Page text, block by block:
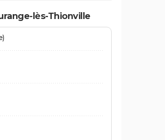
lès-Thionville